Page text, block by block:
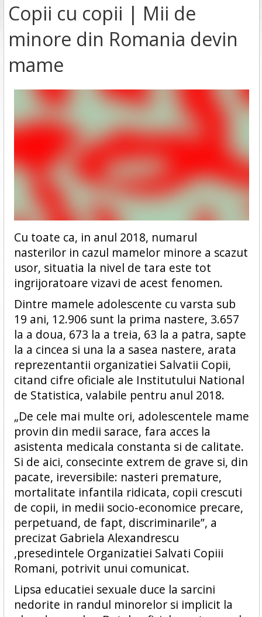
Copii cu copii | Mii de
minore din Romania devin
mame
Cu toate ca, in anul 2018, numarul
nasterilor in cazul mamelor minore a scazut
usor, situatia la nivel de tara este tot
ingrijoratoare vizavi de acest fenomen.
Dintre mamele adolescente cu varsta sub
19 ani, 12.906 sunt la prima nastere, 3.657
la a doua, 673 la a treia, 63 la a patra, sapte
la a cincea si una la a sasea nastere, arata
reprezentantii organizatiei Salvatii Copii,
citand cifre oficiale ale Institutului National
de Statistica, valabile pentru anul 2018.
„De cele mai multe ori, adolescentele mame
provin din medii sarace, fara acces la
asistenta medicala constanta si de calitate.
Si de aici, consecinte extrem de grave si, din
pacate, ireversibile: nasteri premature,
mortalitate infantila ridicata, copii crescuti
de copii, in medii socio-economice precare,
perpetuand, de fapt, discriminarile”, a
precizat Gabriela Alexandrescu
,presedintele Organizatiei Salvati Copiii
Romani, potrivit unui comunicat.
Lipsa educatiei sexuale duce la sarcini
nedorite in randul minorelor si implicit la